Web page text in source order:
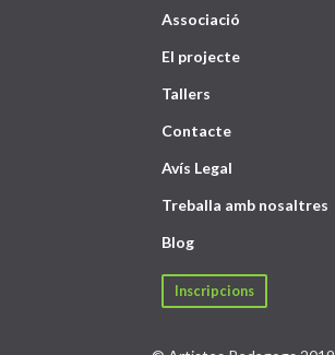
Associació
El projecte
Tallers
Contacte
Avís Legal
Treballa amb nosaltres
Blog
Inscripcions